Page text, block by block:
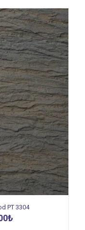
PT 3304
₺